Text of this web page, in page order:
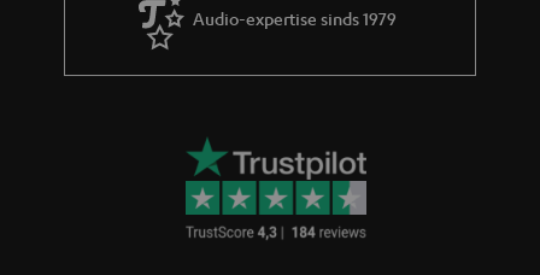
Audio-expertise sinds 1979